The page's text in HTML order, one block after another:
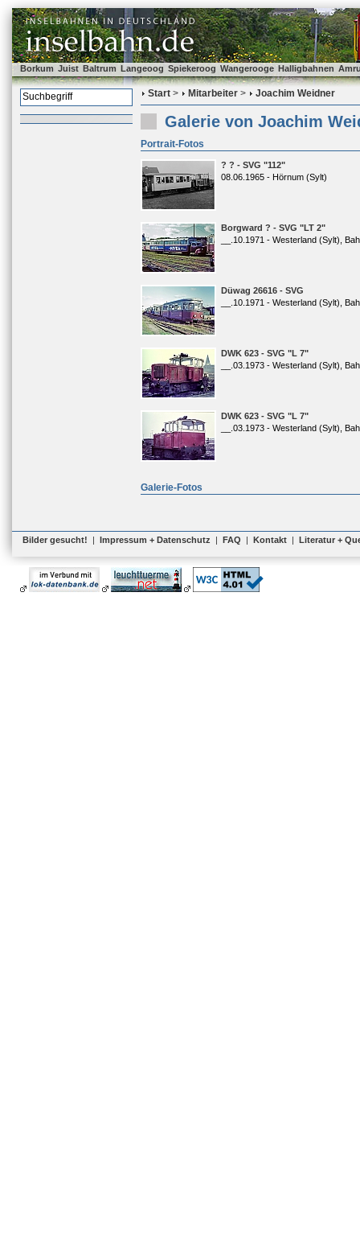
Borkum Juist Baltrum Langeoog Spiekeroog Wangerooge Halligbahnen
Start > Mitarbeiter > Joachim Weidner
Galerie von Joachim
Portrait-Fotos
? ? - SVG "112"
08.06.1965 - Hörnum (Sylt)
Borgward ? - SVG "LT 2"
__.10.1971 - Westerland (Sylt),
Düwag 26616 - SVG
__.10.1971 - Westerland (Sylt),
DWK 623 - SVG "L 7"
__.03.1973 - Westerland (Sylt),
DWK 623 - SVG "L 7"
__.03.1973 - Westerland (Sylt),
Galerie-Fotos
Bilder gesucht! | Impressum + Datenschutz | FAQ | Kontakt | Literatur +